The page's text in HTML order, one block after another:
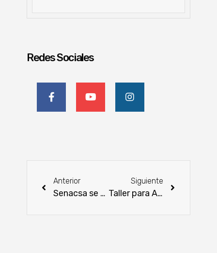
Redes Sociales
Anterior
Senacsa se alista para la segunda campaña contra la fiebre aftosa y brucelosis bovina
Siguiente
Taller para América Latina y el Caribe sobre los Contaminantes Climáticos de Vida Corta y Aire Limpio